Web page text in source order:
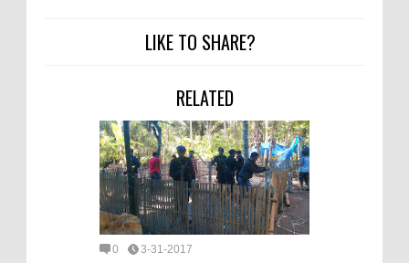
LIKE TO SHARE?
RELATED
0 3-31-2017